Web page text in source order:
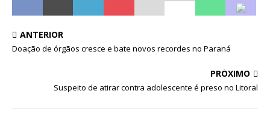
ANTERIOR
Doação de órgãos cresce e bate novos recordes no Paraná
PRÓXIMO
Suspeito de atirar contra adolescente é preso no Litoral